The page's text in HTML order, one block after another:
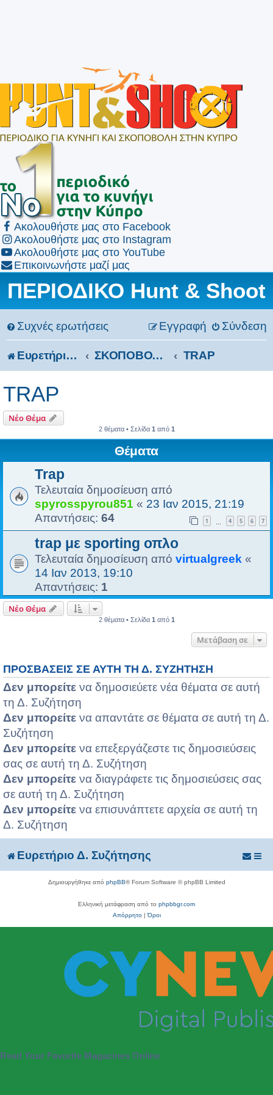
Ακολουθήστε μας στο Facebook
Ακολουθήστε μας στο Instagram
Ακολουθήστε μας στο YouTube
Επικοινωνήστε μαζί μας
ΠΕΡΙΟΔΙΚΟ Hunt & Shoot
Συχνές ερωτήσεις Σύνδεση
Εγγραφή
Ευρετήριο Δ. Συζήτησης ΣΚΟΠΟΒΟΛΗ TRAP
TRAP
Νέο Θέμα
2 θέματα • Σελίδα 1 από 1
Θέματα
Trap
Τελευταία δημοσίευση από
spyrosspyrou851 « 23 Ιαν 2015, 21:19
Απαντήσεις: 64 1 … 4 5 6 7
trap με sporting οπλο
Τελευταία δημοσίευση από virtualgreek «
14 Ιαν 2013, 19:10
Απαντήσεις: 1
Νέο Θέμα
2 θέματα • Σελίδα 1 από 1
Μετάβαση σε
ΠΡΟΣΒΆΣΕΙΣ ΣΕ ΑΥΤΉ ΤΗ Δ. ΣΥΖΉΤΗΣΗ
Δεν μπορείτε να δημοσιεύετε νέα θέματα σε αυτή
τη Δ. Συζήτηση
Δεν μπορείτε να απαντάτε σε θέματα σε αυτή τη Δ.
Συζήτηση
Δεν μπορείτε να επεξεργάζεστε τις δημοσιεύσεις
σας σε αυτή τη Δ. Συζήτηση
Δεν μπορείτε να διαγράφετε τις δημοσιεύσεις σας
σε αυτή τη Δ. Συζήτηση
Δεν μπορείτε να επισυνάπτετε αρχεία σε αυτή τη
Δ. Συζήτηση
Ευρετήριο Δ. Συζήτησης
Δημιουργήθηκε από phpBB® Forum Software © phpBB Limited
Ελληνική μετάφραση από το phpbbgr.com
Απόρρητο|Όροι
Read Your Favorite Magazines Online